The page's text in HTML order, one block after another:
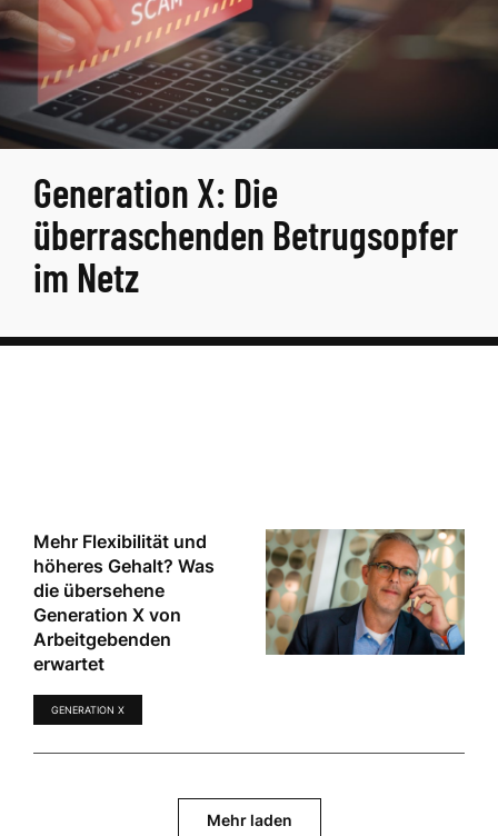
Generation X: Die
überraschenden Betrugsopfer
im Netz
Mehr Flexibilität und
höheres Gehalt? Was
die übersehene
Generation X von
Arbeitgebenden
erwartet
GENERATION X
Mehr laden